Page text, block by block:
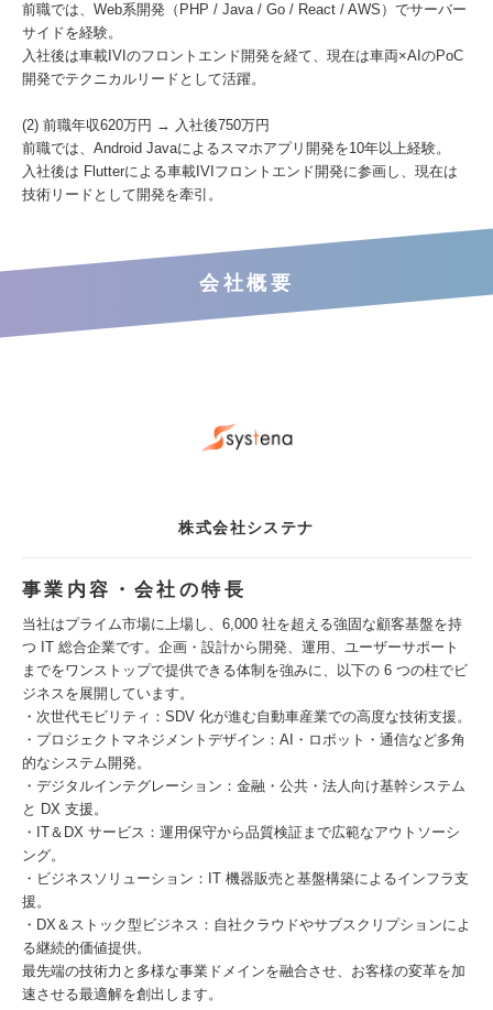
前職では、Web系開発（PHP / Java / Go / React / AWS）でサーバー
サイドを経験。
入社後は車載IVIのフロントエンド開発を経て、現在は車両×AIのPoC
開発でテクニカルリードとして活躍。
(2) 前職年収620万円 → 入社後750万円
前職では、Android Javaによるスマホアプリ開発を10年以上経験。
入社後は Flutterによる車載IVIフロントエンド開発に参画し、現在は
技術リードとして開発を牽引。
会社概要
株式会社システナ
事業内容・会社の特長
当社はプライム市場に上場し、6,000 社を超える強固な顧客基盤を持
つ IT 総合企業です。企画・設計から開発、運用、ユーザーサポート
までをワンストップで提供できる体制を強みに、以下の 6 つの柱でビ
ジネスを展開しています。
・次世代モビリティ：SDV 化が進む自動車産業での高度な技術支援。
・プロジェクトマネジメントデザイン：AI・ロボット・通信など多角
的なシステム開発。
・デジタルインテグレーション：金融・公共・法人向け基幹システム
と DX 支援。
・IT＆DX サービス：運用保守から品質検証まで広範なアウトソーシ
ング。
・ビジネスソリューション：IT 機器販売と基盤構築によるインフラ支
援。
・DX＆ストック型ビジネス：自社クラウドやサブスクリプションによ
る継続的価値提供。
最先端の技術力と多様な事業ドメインを融合させ、お客様の変革を加
速させる最適解を創出します。